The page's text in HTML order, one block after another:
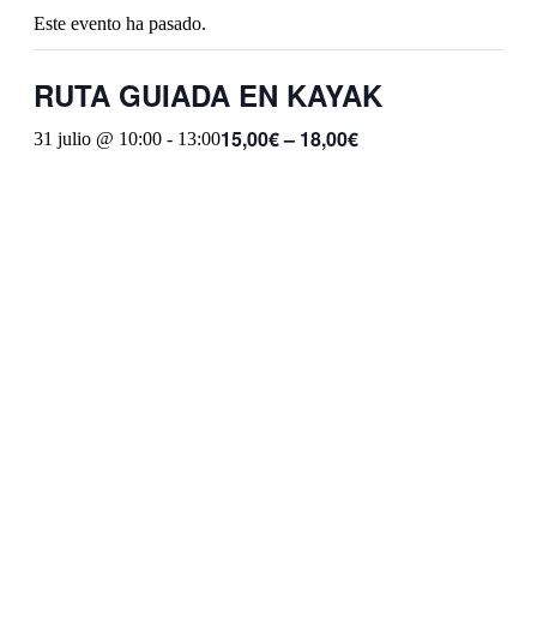
Este evento ha pasado.
RUTA GUIADA EN KAYAK
31 julio @ 10:00 - 13:0015,00€ – 18,00€